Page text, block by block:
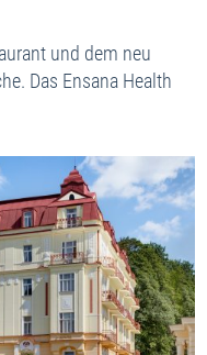
und dem neu
Das Ensana Health